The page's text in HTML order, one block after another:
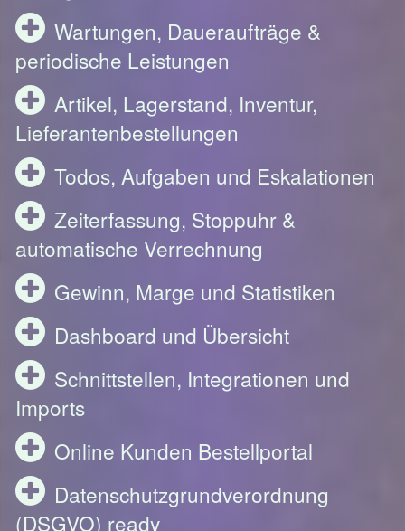
Wartungen, Daueraufträge &
periodische Leistungen
Artikel, Lagerstand, Inventur,
Lieferantenbestellungen
Todos, Aufgaben und Eskalationen
Zeiterfassung, Stoppuhr &
automatische Verrechnung
Gewinn, Marge und Statistiken
Dashboard und Übersicht
Schnittstellen, Integrationen und
Imports
Online Kunden Bestellportal
Datenschutzgrundverordnung
(DSGVO) ready